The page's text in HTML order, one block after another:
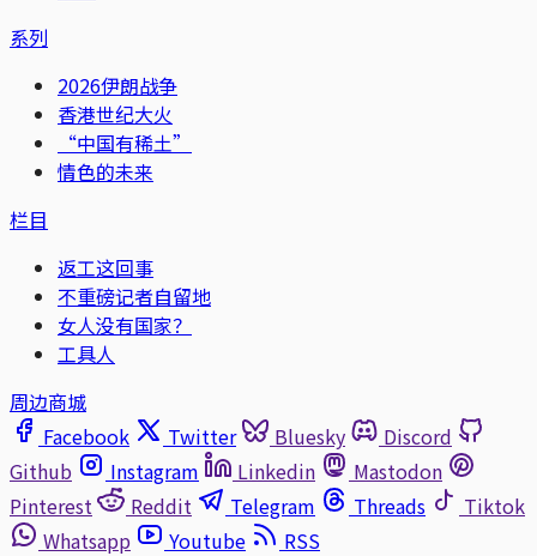
系列
2026伊朗战争
香港世纪大火
“中国有稀土”
情色的未来
栏目
返工这回事
不重磅记者自留地
女人没有国家？
工具人
周边商城
Facebook
Twitter Bluesky
Discord
Github
Instagram Linkedin
Mastodon
Pinterest
Reddit Telegram Threads
Tiktok
Whatsapp
Youtube
RSS